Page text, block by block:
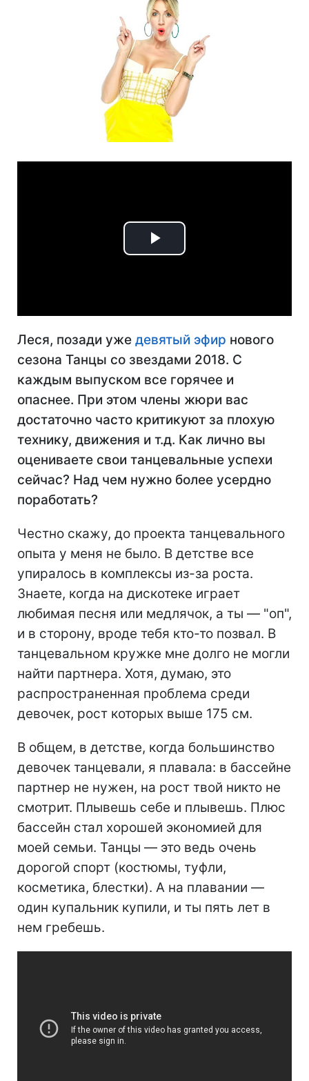
Play
Леся, позади уже девятый эфир нового
сезона Танцы со звездами 2018. С
каждым выпуском все горячее и
опаснее. При этом члены жюри вас
достаточно часто критикуют за плохую
технику, движения и т.д. Как лично вы
оцениваете свои танцевальные успехи
сейчас? Над чем нужно более усердно
поработать?
Честно скажу, до проекта танцевального
опыта у меня не было. В детстве все
упиралось в комплексы из-за роста.
Знаете, когда на дискотеке играет
любимая песня или медлячок, а ты — "оп",
и в сторону, вроде тебя кто-то позвал. В
танцевальном кружке мне долго не могли
найти партнера. Хотя, думаю, это
распространенная проблема среди
девочек, рост которых выше 175 см.
В общем, в детстве, когда большинство
девочек танцевали, я плавала: в бассейне
партнер не нужен, на рост твой никто не
смотрит. Плывешь себе и плывешь. Плюс
бассейн стал хорошей экономией для
моей семьи. Танцы — это ведь очень
дорогой спорт (костюмы, туфли,
косметика, блестки). А на плавании —
один купальник купили, и ты пять лет в
нем гребешь.